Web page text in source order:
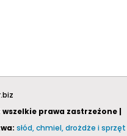
prawa zastrzeżone |
słód, chmiel, drożdże i sprzęt